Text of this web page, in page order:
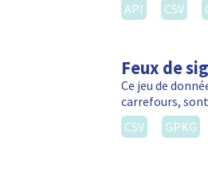
API
CSV
Feux de
Ce jeu de
carrefours,
CSV
GPKG